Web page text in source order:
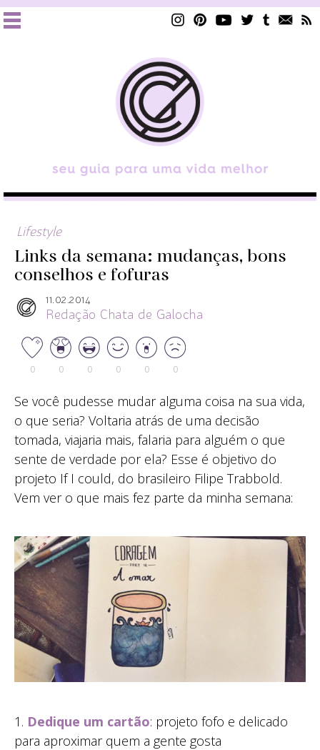
Lifestyle
Links da semana: mudanças, bons
conselhos e fofuras
11.02.2014
Redação Chata de Galocha
0 0 0 0 0 0
Se você pudesse mudar alguma coisa na sua vida,
o que seria? Voltaria atrás de uma decisão
tomada, viajaria mais, falaria para alguém o que
sente de verdade por ela? Esse é objetivo do
projeto If I could, do brasileiro Filipe Trabbold.
Vem ver o que mais fez parte da minha semana:
1. Dedique um cartão: projeto fofo e delicado
para aproximar quem a gente gosta